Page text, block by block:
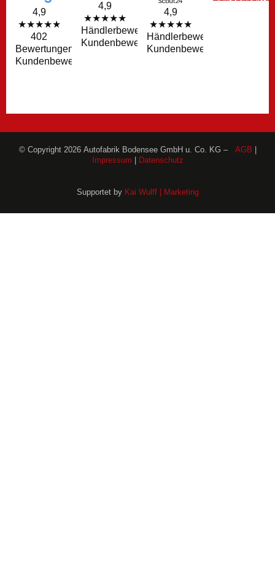
4,9
★★★★★
402
Bewertungen
Kundenbewertungen
4,9
★★★★★
Händlerbewertungen
Kundenbewertungen
4,9
★★★★★
Händlerbewertungen
Kundenbewertungen
© Copyright 2026 Autofabrik Bodensee GmbH u. Co. KG – AGB
Impressum
Datenschutz
Supportet by Kai Wulff | Marketing